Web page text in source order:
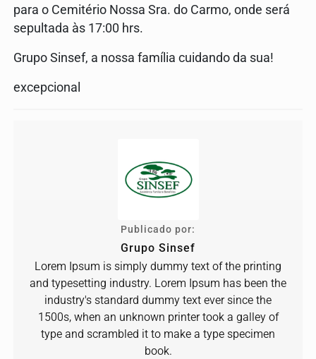
para o Cemitério Nossa Sra. do Carmo, onde será
sepultada às 17:00 hrs.
Grupo Sinsef, a nossa família cuidando da sua!
excepcional
Publicado por:
Grupo Sinsef
Lorem Ipsum is simply dummy text of the printing
and typesetting industry. Lorem Ipsum has been the
industry's standard dummy text ever since the
1500s, when an unknown printer took a galley of
type and scrambled it to make a type specimen
book.